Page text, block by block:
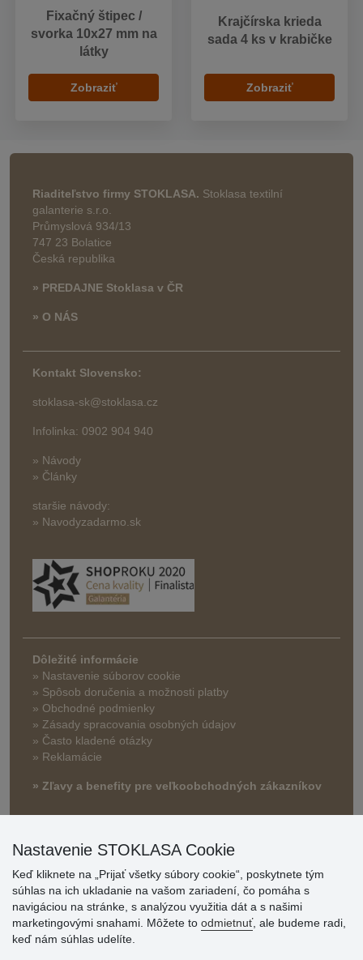
Fixačný štipec /
svorka 10x27 mm na
látky
Zobraziť
Krajčírska krieda
sada 4 ks v krabičke
Zobraziť
Riaditeľstvo firmy STOKLASA. Stoklasa textilní
galanterie s.r.o.
Průmyslová 934/13
747 23 Bolatice
Česká republika
» PREDAJNE Stoklasa v ČR
» O NÁS
Kontakt Slovensko:
stoklasa-sk@stoklasa.cz
Infolinka: 0902 904 940
» Návody
» Články
staršie návody:
» Navodyzadarmo.sk
Dôležité informácie
» Nastavenie súborov cookie
» Spôsob doručenia a možnosti platby
» Obchodné podmienky
» Zásady spracovania osobných údajov
» Často kladené otázky
» Reklamácie
» Zľavy a benefity pre veľkoobchodných zákazníkov
Hodnotenia
Nastavenie STOKLASA Cookie
Keď kliknete na „Prijať všetky súbory cookie“, poskytnete tým
súhlas na ich ukladanie na vašom zariadení, čo pomáha s
navigáciou na stránke, s analýzou využitia dát a s našimi
marketingovými snahami. Môžete to odmietnuť, ale budeme radi,
keď nám súhlas udelíte.